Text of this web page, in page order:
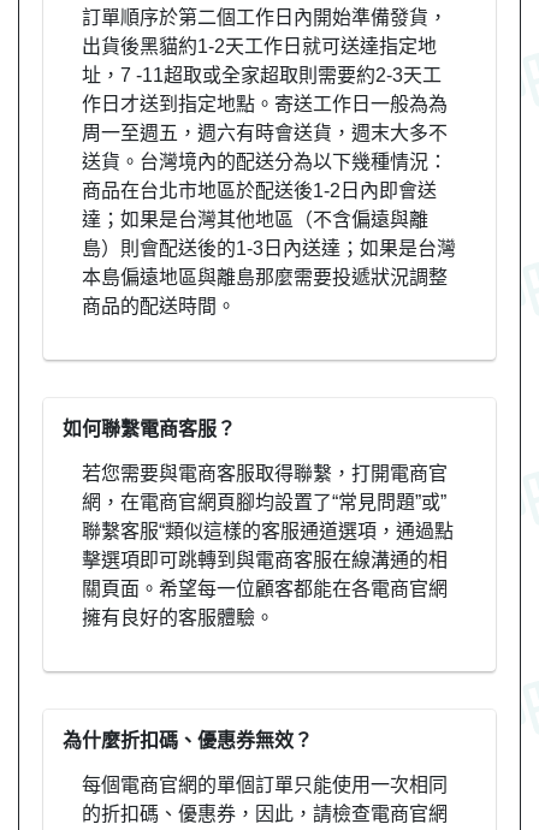
訂單順序於第二個工作日內開始準備發貨，
出貨後黑貓約1-2天工作日就可送達指定地
址，7 -11超取或全家超取則需要約2-3天工
作日才送到指定地點。寄送工作日一般為為
周一至週五，週六有時會送貨，週末大多不
送貨。台灣境內的配送分為以下幾種情況：
商品在台北市地區於配送後1-2日內即會送
達；如果是台灣其他地區（不含偏遠與離
島）則會配送後的1-3日內送達；如果是台灣
本島偏遠地區與離島那麼需要投遞狀況調整
商品的配送時間。
如何聯繫電商客服？
若您需要與電商客服取得聯繫，打開電商官
網，在電商官網頁腳均設置了“常見問題”或”
聯繫客服“類似這樣的客服通道選項，通過點
擊選項即可跳轉到與電商客服在線溝通的相
關頁面。希望每一位顧客都能在各電商官網
擁有良好的客服體驗。
為什麼折扣碼、優惠券無效？
每個電商官網的單個訂單只能使用一次相同
的折扣碼、優惠券，因此，請檢查電商官網